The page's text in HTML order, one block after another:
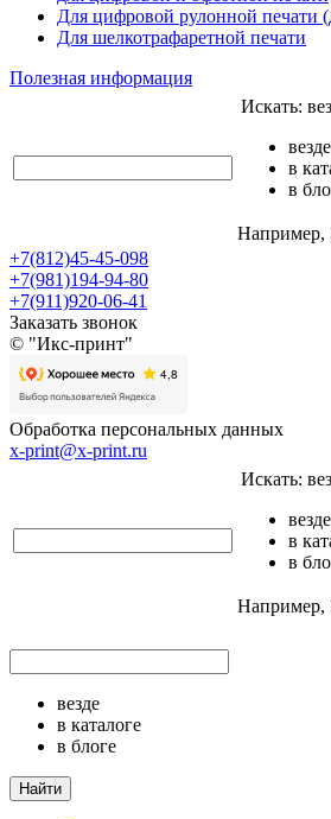
Для цифровой рулонной печати
Для шелкотрафаретной печати
Полезная информация
Искать:
везде
в
в
Например,
+7(812)45-45-098
+7(981)194-94-80
+7(911)920-06-41
Заказать звонок
© "Икс-принт"
Обработка персональных данных
x-print@x-print.ru
Искать:
везде
в
в
Например,
везде
в каталоге
в блоге
Найти